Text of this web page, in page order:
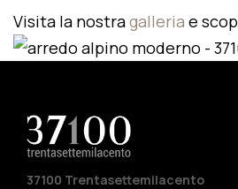
Visita la nostragalleria e
37100 Trentasettemilacento